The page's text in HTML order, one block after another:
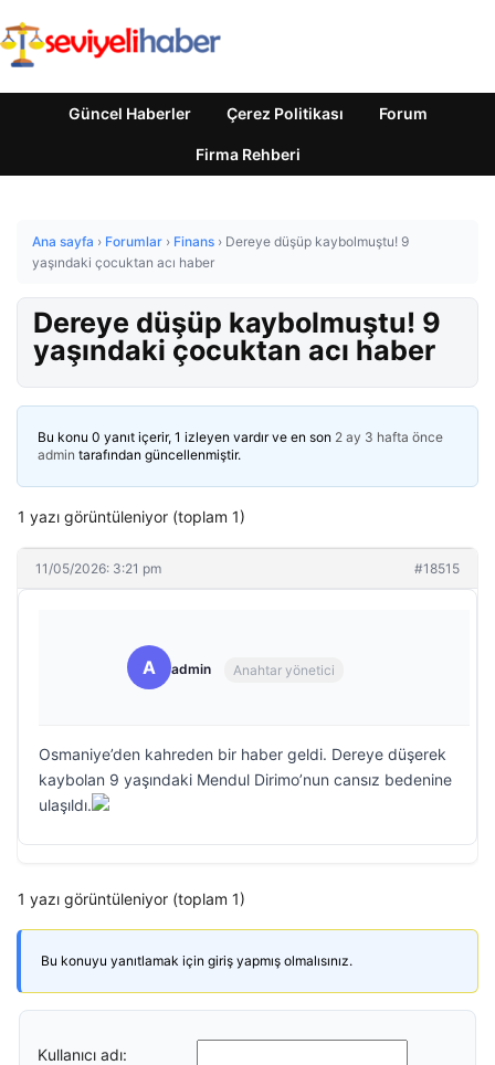
Güncel Haberler Çerez Politikası Forum
Firma Rehberi
Ana sayfa › Forumlar › Finans › Dereye düşüp kaybolmuştu! 9
yaşındaki çocuktan acı haber
Dereye düşüp kaybolmuştu! 9
yaşındaki çocuktan acı haber
Bu konu 0 yanıt içerir, 1 izleyen vardır ve en son 2 ay 3 hafta önce
admin tarafından güncellenmiştir.
1 yazı görüntüleniyor (toplam 1)
11/05/2026: 3:21 pm #18515
A admin Anahtar yönetici
Osmaniye’den kahreden bir haber geldi. Dereye düşerek
kaybolan 9 yaşındaki Mendul Dirimo’nun cansız bedenine
ulaşıldı.
1 yazı görüntüleniyor (toplam 1)
Bu konuyu yanıtlamak için giriş yapmış olmalısınız.
Kullanıcı adı: